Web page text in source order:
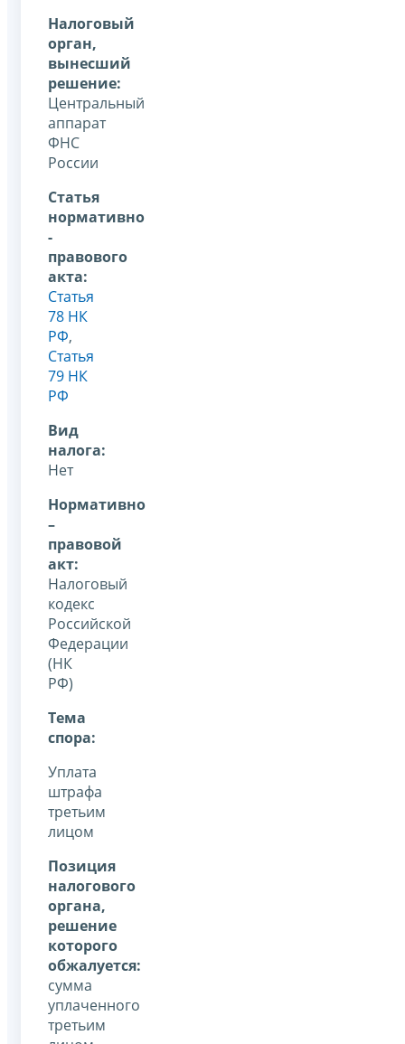
Налоговый
орган,
вынесший
решение:
Центральный
аппарат
ФНС
России
Статья
нормативно
-
правового
акта:
Статья
78 НК
РФ,
Статья
79 НК
РФ
Вид
налога:
Нет
Нормативно
–
правовой
акт:
Налоговый
кодекс
Российской
Федерации
(НК
РФ)
Тема
спора:
Уплата
штрафа
третьим
лицом
Позиция
налогового
органа,
решение
которого
обжалуется:
сумма
уплаченного
третьим